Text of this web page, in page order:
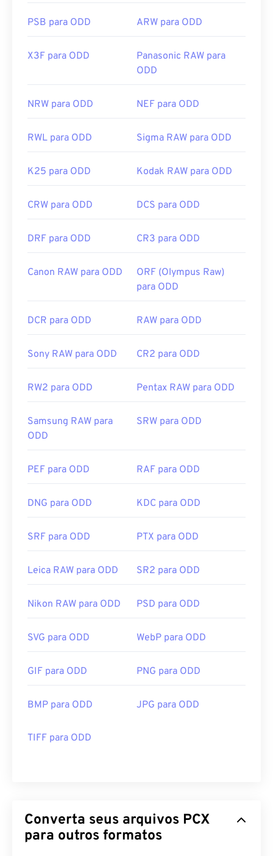
PSB para ODD ARW para ODD
X3F para ODD
Panasonic RAW para
ODD
NRW para ODD NEF para ODD
RWL para ODD Sigma RAW para ODD
K25 para ODD Kodak RAW para ODD
CRW para ODD DCS para ODD
DRF para ODD CR3 para ODD
Canon RAW para ODD
ORF (Olympus Raw)
para ODD
DCR para ODD RAW para ODD
Sony RAW para ODD CR2 para ODD
RW2 para ODD Pentax RAW para ODD
Samsung RAW para
ODD
SRW para ODD
PEF para ODD RAF para ODD
DNG para ODD KDC para ODD
SRF para ODD PTX para ODD
Leica RAW para ODD SR2 para ODD
Nikon RAW para ODD PSD para ODD
SVG para ODD WebP para ODD
GIF para ODD PNG para ODD
BMP para ODD JPG para ODD
TIFF para ODD
Converta seus arquivos PCX
para outros formatos